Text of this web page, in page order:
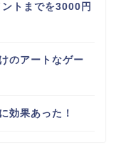
トまでを3000円
のアートなゲー
効果あった！